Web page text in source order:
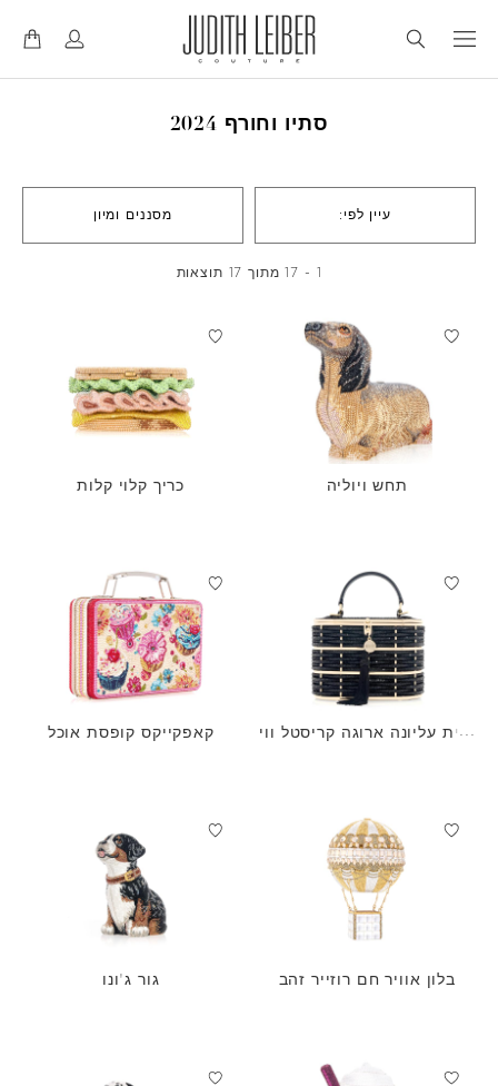
סתיו וחורף 2024
עיין לפי: מסננים ומיון
1 - 17 מתוך 17 תוצאות
תחש ויוליה כריך קלוי קלות
ידית עליונה ארוגה קריסטל ווי
קאפקייקס קופסת אוכל
בלון אוויר חם רוזייר זהב גור ג'ונו